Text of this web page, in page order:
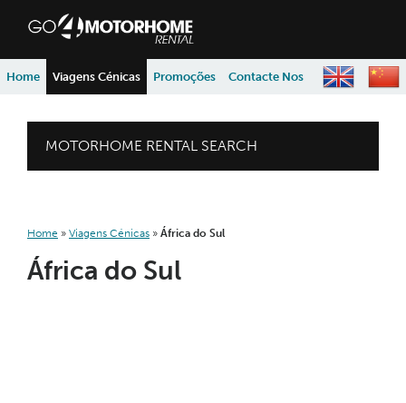
skip to content
skip to navigation
Home Viagens Cénicas Promoções Contacte Nos
MOTORHOME RENTAL SEARCH
Home » Viagens Cénicas » África do Sul
África do Sul